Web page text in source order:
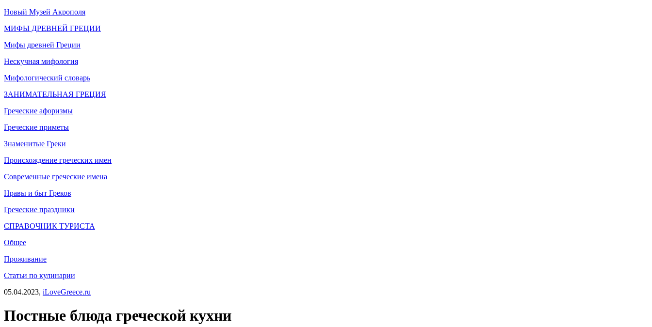
Новый Музей Акрополя
МИФЫ ДРЕВНЕЙ ГРЕЦИИ
Мифы древней Греции
Нескучная мифология
Мифологический словарь
ЗАНИМАТЕЛЬНАЯ ГРЕЦИЯ
Греческие афоризмы
Греческие приметы
Знаменитые Греки
Происхождение греческих имен
Современные греческие имена
Нравы и быт Греков
Греческие праздники
СПРАВОЧНИК ТУРИСТА
Общее
Проживание
Статьи по кулинарии
05.04.2023, iLoveGreece.ru
Постные блюда греческой кухни